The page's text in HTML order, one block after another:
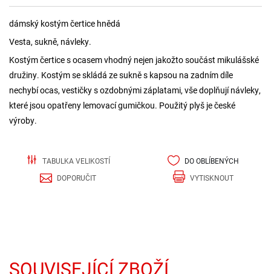
dámský kostým čertice hnědá
Vesta, sukně, návleky.
Kostým čertice s ocasem vhodný nejen jakožto součást mikulášské
družiny. Kostým se skládá ze sukně s kapsou na zadním díle
nechybí ocas, vestičky s ozdobnými záplatami, vše doplňují návleky,
které jsou opatřeny lemovací gumičkou. Použitý plyš je české
výroby.
TABULKA VELIKOSTÍ
DO OBLÍBENÝCH
DOPORUČIT
VYTISKNOUT
SOUVISEJÍCÍ ZBOŽÍ